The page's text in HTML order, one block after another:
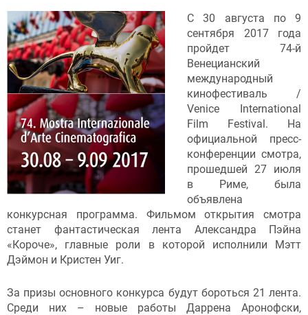
С 30 августа по 9
сентября 2017 года
пройдет 74-й
Венецианский
международный
кинофестиваль /
Venice International
Film Festival. На
официальной пресс-
конференции смотра,
прошедшей 27 июля
в Риме, была
объявлена
конкурсная программа. Фильмом открытия смотра
станет фантастическая лента Александра Пэйна
«Короче», главные роли в которой исполнили Мэтт
Дэймон и Кристен Уиг.
За призы основного конкурса будут бороться 21 лента.
Среди них – новые работы Даррена Аронофски,